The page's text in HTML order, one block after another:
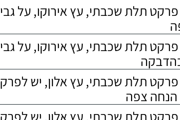
תלת שכבתי, עץ אירוקו, על גבי
תלת שכבתי, עץ אירוקו, על גבי
תלת שכבתי, עץ אלון, יש לפרק
הנחה צפה